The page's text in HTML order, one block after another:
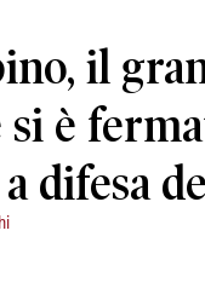
il
si è
difesa